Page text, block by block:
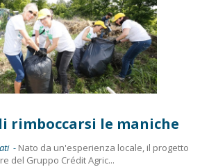
rimboccarsi le maniche
- Nato da un'esperienza locale, il progetto
del Gruppo Crédit Agric...